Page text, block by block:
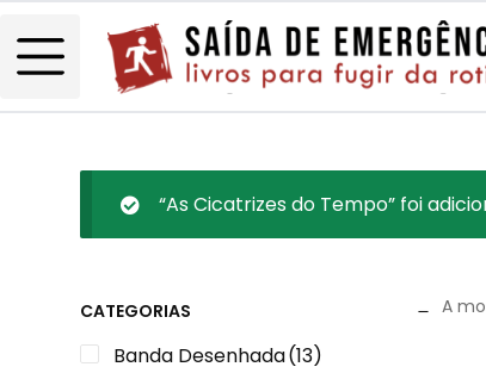
“As Cicatrizes do Tempo” foi
CATEGORIAS
Banda Desenhada(13)
A